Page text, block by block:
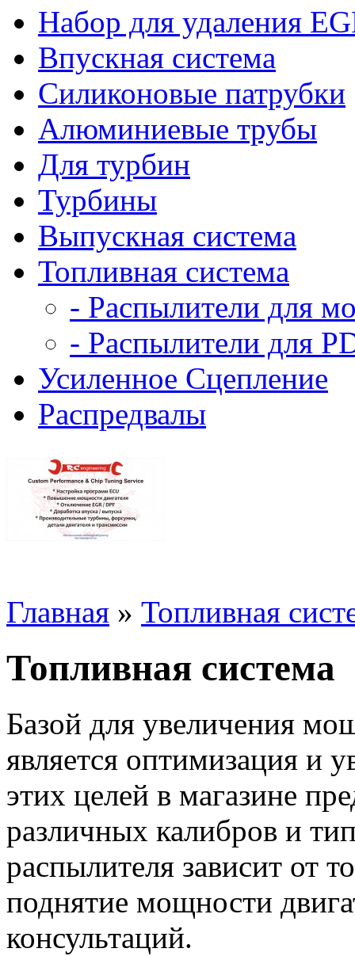
Набор для удаления
Впускная система
Силиконовые патрубки
Алюминиевые трубы
Для турбин
Турбины
Выпускная система
Топливная система
- Распылители для
- Распылители для
Усиленное Сцепление
Распредвалы
Главная » Топливная
Топливная система
Базой для увеличения
является оптимизация и
этих целей в магазине
различных калибров и
распылителя зависит от
поднятие мощности
консультаций.